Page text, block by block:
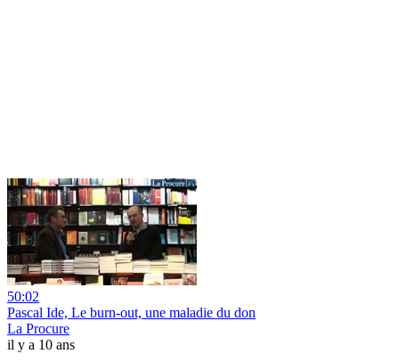
50:02
Pascal Ide, Le burn-out, une maladie du don
La Procure
il y a 10 ans